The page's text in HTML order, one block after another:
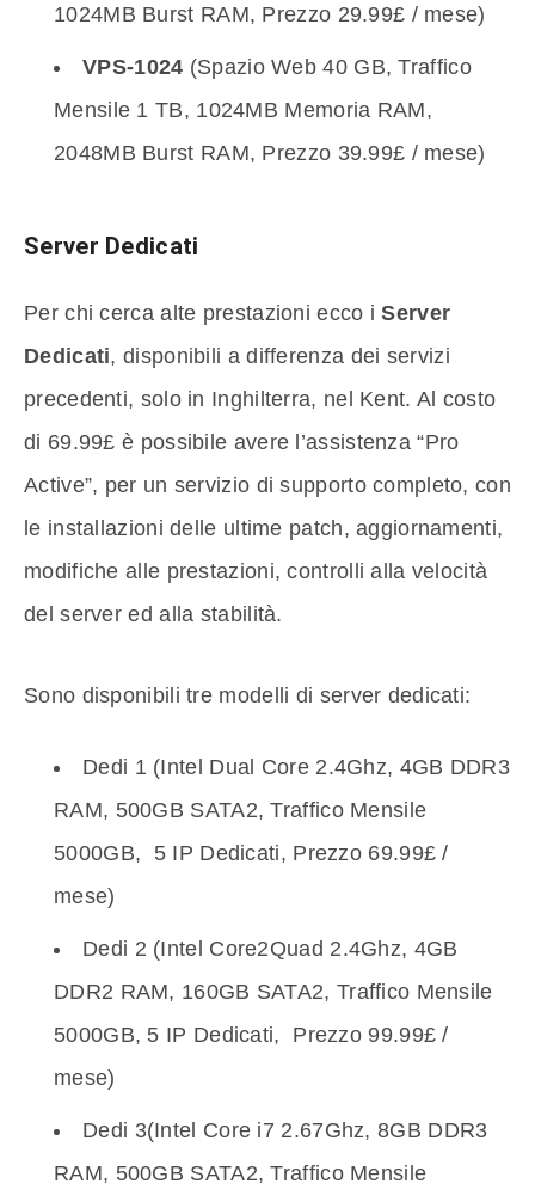
1024MB Burst RAM, Prezzo 29.99£ / mese)
VPS-1024 (Spazio Web 40 GB, Traffico
Mensile 1 TB, 1024MB Memoria RAM,
2048MB Burst RAM, Prezzo 39.99£ / mese)
Server Dedicati
Per chi cerca alte prestazioni ecco iServer
Dedicati, disponibili a differenza dei servizi
precedenti, solo in Inghilterra, nel Kent. Al costo
di 69.99£ è possibile avere l’assistenza “Pro
Active”, per un servizio di supporto completo, con
le installazioni delle ultime patch, aggiornamenti,
modifiche alle prestazioni, controlli alla velocità
del server ed alla stabilità.
Sono disponibili tre modelli di server dedicati:
Dedi 1 (Intel Dual Core 2.4Ghz, 4GB DDR3
RAM, 500GB SATA2, Traffico Mensile
5000GB, 5 IP Dedicati, Prezzo 69.99£ /
mese)
Dedi 2 (Intel Core2Quad 2.4Ghz, 4GB
DDR2 RAM, 160GB SATA2, Traffico Mensile
5000GB, 5 IP Dedicati, Prezzo 99.99£ /
mese)
Dedi 3(Intel Core i7 2.67Ghz, 8GB DDR3
RAM, 500GB SATA2, Traffico Mensile